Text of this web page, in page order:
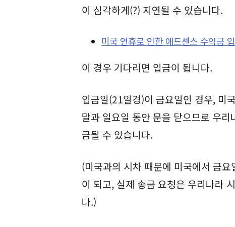
이 심각하게(?) 지연될 수 있습니다.
미국 연휴로 인한 애드센스 수익금
이 경우 기다리면 입금이 됩니다.
입금일(21일경)이 금요일인 경우, 미
말과 일요일 동안 문을 닫으므로 우
금될 수 있습니다.
(미국과의 시차 때문에 미국에서 금
이 되고, 실제 송금 요청은 우리나라
다.)